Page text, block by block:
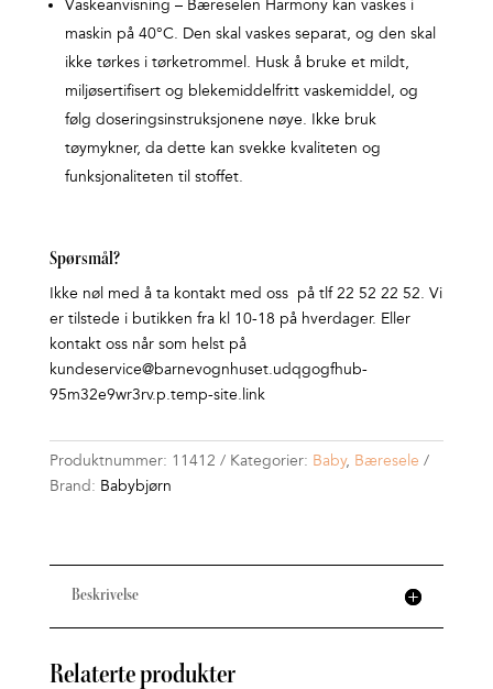
Vaskeanvisning – Bæreselen Harmony kan vaskes i
maskin på 40°C. Den skal vaskes separat, og den skal
ikke tørkes i tørketrommel. Husk å bruke et mildt,
miljøsertifisert og blekemiddelfritt vaskemiddel, og
følg doseringsinstruksjonene nøye. Ikke bruk
tøymykner, da dette kan svekke kvaliteten og
funksjonaliteten til stoffet.
Spørsmål?
Ikke nøl med å ta kontakt med oss på tlf 22 52 22 52. Vi
er tilstede i butikken fra kl 10-18 på hverdager. Eller
kontakt oss når som helst på
kundeservice@barnevognhuset.udqgogfhub-
95m32e9wr3rv.p.temp-site.link
Produktnummer: 11412 Kategorier: Baby, Bæresele
Brand: Babybjørn
Beskrivelse
Relaterte produkter